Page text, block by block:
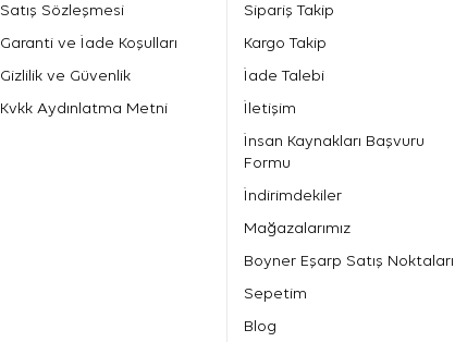
Satış Sözleşmesi
Garanti ve İade Koşulları
Gizlilik ve Güvenlik
Kvkk Aydınlatma Metni
Sipariş Takip
Kargo Takip
İade Talebi
İletişim
İnsan Kaynakları Başvuru
Formu
İndirimdekiler
Mağazalarımız
Boyner Eşarp Satış Noktaları
Sepetim
Blog